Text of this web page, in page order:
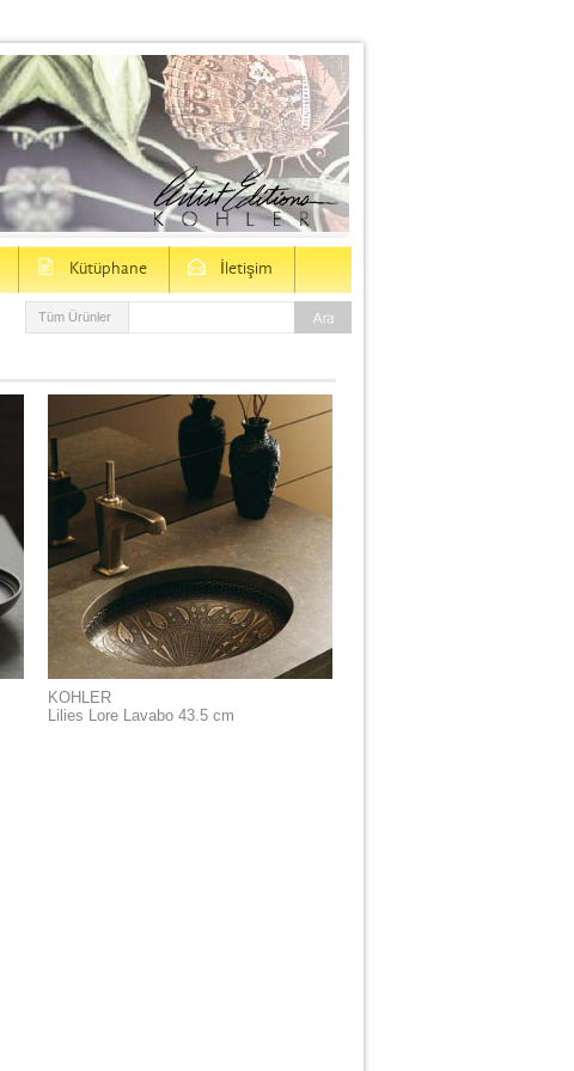
Kütüphane
D İletişim
E
Tüm Ürünler
KOHLER
Lilies Lore Lavabo 43.5 cm